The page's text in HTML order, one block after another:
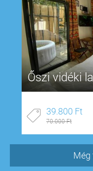
Őszi vidéki
39.800 Ft
70.000 Ft
Még